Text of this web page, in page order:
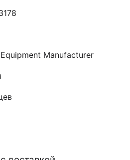
Manufacturer